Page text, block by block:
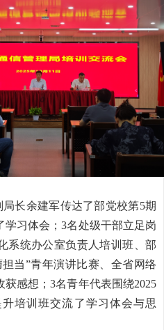
长余建军传达了部党校第5期
学习体会；3名处级干部立足岗
系统办公室负责人培训班、部
当”青年演讲比赛、全省网络
感想；3名青年代表围绕2025
培训班交流了学习体会与思